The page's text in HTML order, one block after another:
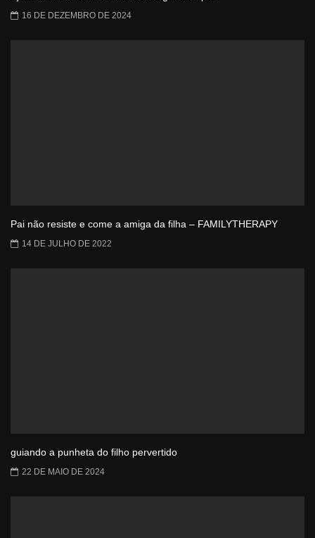
16 DE DEZEMBRO DE 2024
Pai não resiste e come a amiga da filha – FAMILYTHERAPY
14 DE JULHO DE 2022
guiando a punheta do filho pervertido
22 DE MAIO DE 2024